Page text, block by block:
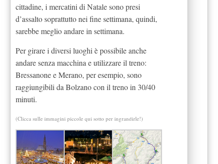
cittadine, i mercatini di Natale sono presi
d’assalto soprattutto nei fine settimana, quindi,
sarebbe meglio andare in settimana.
Per girare i diversi luoghi è possibile anche
andare senza macchina e utilizzare il treno:
Bressanone e Merano, per esempio, sono
raggiungibili da Bolzano con il treno in 30/40
minuti.
(Clicca sulle immagini piccole qui sotto per ingrandirle!)